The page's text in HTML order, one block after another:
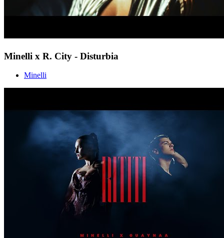
Minelli x R. City - Disturbia
Minelli